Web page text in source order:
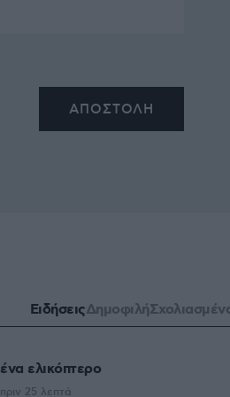
ΕιδήσειςΔημοφιλή
ένα ελικόπτερο
πριν 25 λεπτά